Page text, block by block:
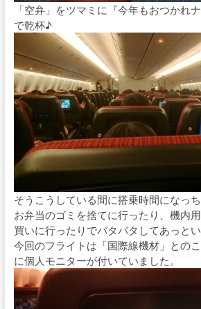
「空弁」をツマミに『今年もおつかれ
で乾杯♪
そうこうしている間に搭乗時間になっ
お弁当のゴミを捨てに行ったり、機内
買いに行ったりでバタバタしてあっとい
今回のフライトは「国際線機材」との
に個人モニターが付いていました。